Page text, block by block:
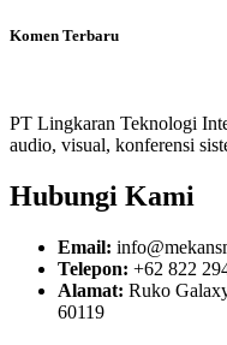
Komen Terbaru
PT Lingkaran Teknologi
audio, visual, konferensi
Hubungi Kami
Email:
Telepon: +62 822
Alamat: Ruko
60119